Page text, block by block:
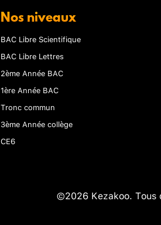
Nos niveaux
BAC Libre Scientifique
BAC Libre Lettres
2ème Année BAC
1ère Année BAC
Tronc commun
3ème Année collège
CE6
©2026 Kezakoo. Tous